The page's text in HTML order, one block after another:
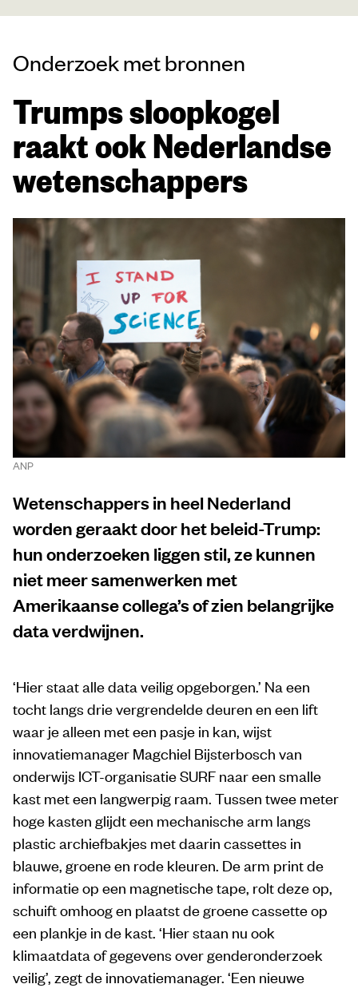
Onderzoek met bronnen
Trumps sloopkogel
raakt ook Nederlandse
wetenschappers
ANP
Wetenschappers in heel Nederland
worden geraakt door het beleid-Trump:
hun onderzoeken liggen stil, ze kunnen
niet meer samenwerken met
Amerikaanse collega’s of zien belangrijke
data verdwijnen.
‘Hier staat alle data veilig opgeborgen.’ Na een
tocht langs drie vergrendelde deuren en een lift
waar je alleen met een pasje in kan, wijst
innovatiemanager Magchiel Bijsterbosch van
onderwijs ICT-organisatie SURF naar een smalle
kast met een langwerpig raam. Tussen twee meter
hoge kasten glijdt een mechanische arm langs
plastic archiefbakjes met daarin cassettes in
blauwe, groene en rode kleuren. De arm print de
informatie op een magnetische tape, rolt deze op,
schuift omhoog en plaatst de groene cassette op
een plankje in de kast. ‘Hier staan nu ook
klimaatdata of gegevens over genderonderzoek
veilig’, zegt de innovatiemanager. ‘Een nieuwe